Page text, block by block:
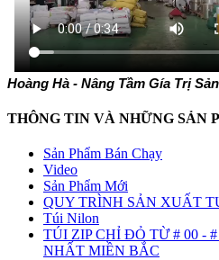
Hoàng Hà - Nâng Tầm Gía Trị
THÔNG TIN VÀ NHỮNG SẢN
Sản Phẩm Bán Chạy
Video
Sản Phẩm Mới
QUY TRÌNH SẢN XUẤT
Túi Nilon
TÚI ZIP CHỈ ĐỎ TỪ # 00 -
NHẤT MIỀN BẮC